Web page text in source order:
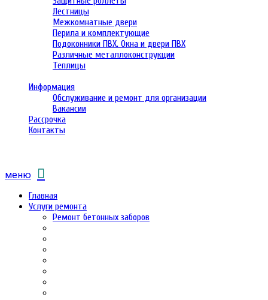
Лестницы
Межкомнатные двери
Перила и комплектующие
Подоконники ПВХ. Окна и двери ПВХ
Различные металлоконструкции
Теплицы
Информация
Обслуживание и ремонт для организации
Вакансии
Рассрочка
Контакты
меню
Главная
Услуги ремонта
Ремонт бетонных заборов